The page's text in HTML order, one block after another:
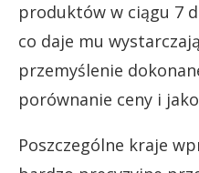
produktów w ciągu 7
co daje mu
przemyślenie
porównanie ceny i
Poszczególne kraje